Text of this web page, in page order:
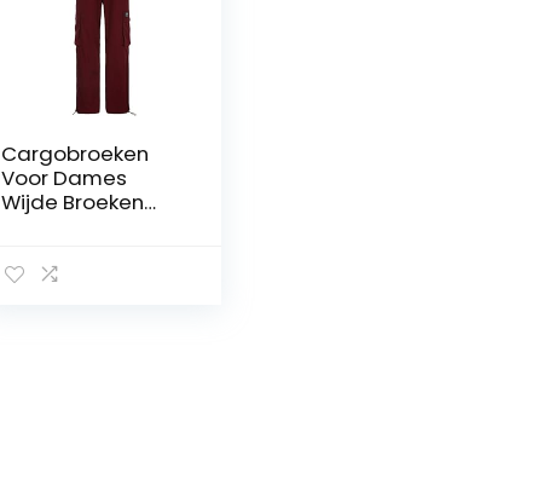
Cargobroeken
Voor Dames
Wijde Broeken
En Losse Casual